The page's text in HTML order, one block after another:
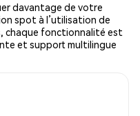
davantage de votre
spot à l’utilisation de
chaque fonctionnalité est
et support multilingue